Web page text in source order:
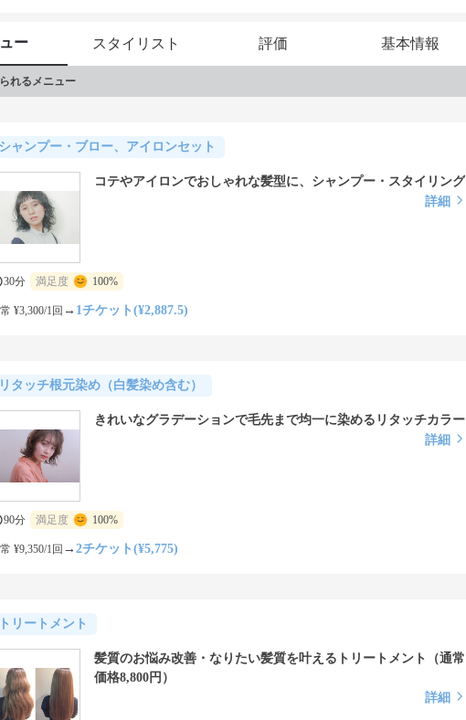
ー スタイリスト 評価 基本情報
れるメニュー
ャンプー・ブロー、アイロンセット
コテやアイロンでおしゃれな髪型に、シャンプー・スタイリング
詳細
30分 満足度 100%
¥3,300/1回 → 1チケット(¥2,887.5)
タッチ根元染め（白髪染め含む）
きれいなグラデーションで毛先まで均一に染めるリタッチカラー
詳細
90分 満足度 100%
¥9,350/1回 → 2チケット(¥5,775)
リートメント
髪質のお悩み改善・なりたい髪質を叶えるトリートメント（通常
価格8,800円）
詳細